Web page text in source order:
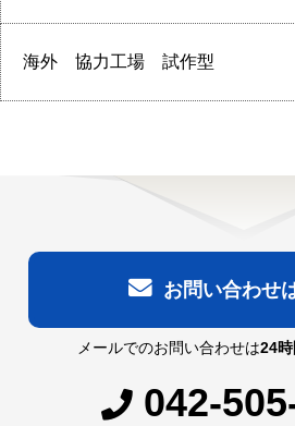
海外 協力工場 試作型
お問い合わせ
メールでのお問い合わせは24時
042-